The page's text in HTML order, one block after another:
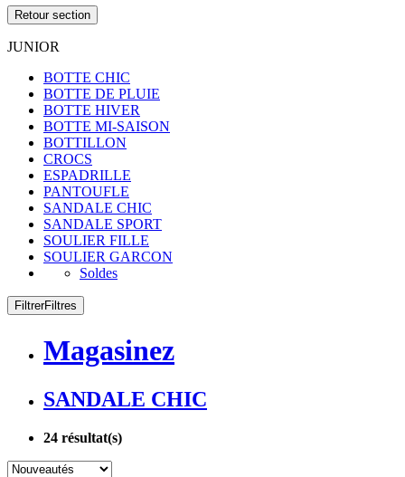
Retour section
JUNIOR
BOTTE CHIC
BOTTE DE PLUIE
BOTTE HIVER
BOTTE MI-SAISON
BOTTILLON
CROCS
ESPADRILLE
PANTOUFLE
SANDALE CHIC
SANDALE SPORT
SOULIER FILLE
SOULIER GARCON
Soldes
FiltrerFiltres
Magasinez
SANDALE CHIC
24 résultat(s)